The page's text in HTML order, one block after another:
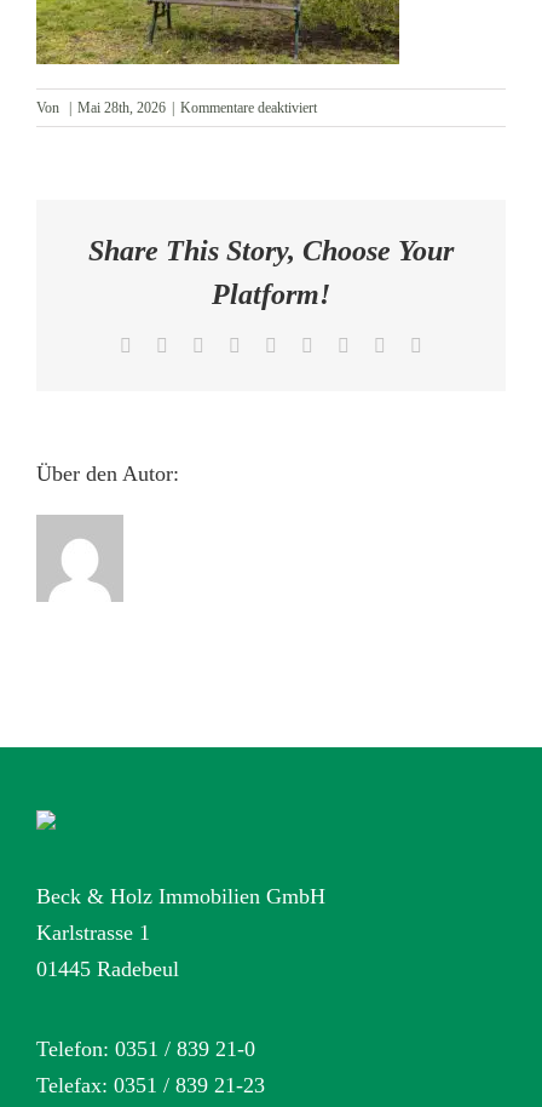
AKTUELLES
KONTAKT
Von Mai 28th, 2026 Kommentare deaktiviertfür
Garten
Share This Story, Choose Your
Platform!
Facebook Reddit LinkedInWhatsApp
TumblrPinterest
Über den Autor:
Beck & Holz Immobilien GmbH
Karlstrasse 1
01445 Radebeul
Telefon: 0351 / 839 21-0
Telefax: 0351 / 839 21-23